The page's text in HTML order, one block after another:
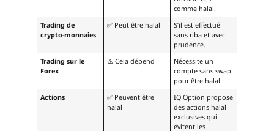
comme halal.
Trading de
crypto-monnaies
✅ Peut être halal
S’il est effectué
sans riba et avec
prudence.
Trading sur le
Forex
⚠️ Cela dépend
Nécessite un
compte sans swap
pour être halal
Actions
✅ Peuvent être
halal
IQ Option propose
des actions halal
exclusives qui
évitent les